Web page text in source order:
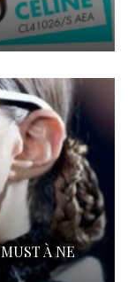
À NE